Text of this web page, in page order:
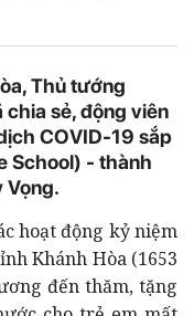
Thủ tướng
sẻ, động viên
COVID-19 sắp
School) - thành
Vọng.
hoạt động kỷ niệm
Khánh Hòa (1653
đến thăm, tặng